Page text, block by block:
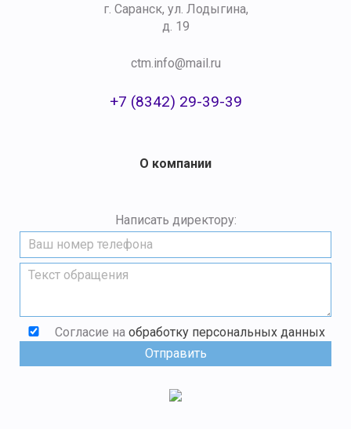
О компании
Написать директору:
Согласие на обработку персональных данных
г. Саранск, ул. Лодыгина,
д. 19
ctm.info@mail.ru
+7 (8342) 29-39-39